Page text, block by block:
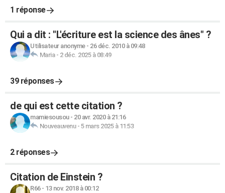
1 réponse
Qui a dit : "L'écriture est la science des ânes" ?
Utilisateur anonyme- 26 déc. 2010 à 09:48
Maria- 2 déc. 2025 à 08:49
39 réponses
de qui est cette citation ?
mamiesousou- 20 avr. 2020 à 21:16
Nouveauvenu- 5 mars 2025 à 11:53
2 réponses
Citation de Einstein ?
R66- 13 nov. 2018 à 00:12